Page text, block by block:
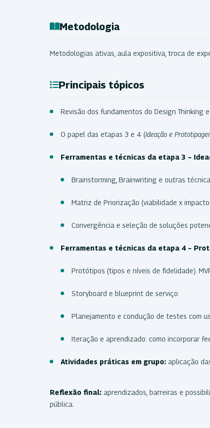
Metodologia
Metodologias ativas, aula expositiva, troca de
Principais tópicos
Revisão dos fundamentos do Design Thinking
O papel das etapas 3 e 4 (Ideação e
Ferramentas e técnicas da etapa 3 –
Brainstorming, Brainwriting e outras
Matriz de Priorização (viabilidade x
Convergência e seleção de soluções
Ferramentas e técnicas da etapa 4 –
Protótipos (tipos e níveis de fidelidade).
Storyboard e blueprint de serviço.
Planejamento e condução de testes com
Iteração e aprendizado: como incorporar
Atividades práticas em grupo: aplicação
Reflexão final: aprendizados, barreiras e
pública.